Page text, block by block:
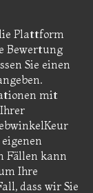
Plattform
Bewertung
Sie einen
mit
Fällen kann
Ihre
dass wir Sie